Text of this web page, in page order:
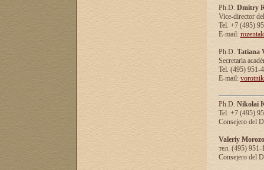
Ph.D. Dmitry
Vice-director
Tel. +7 (495)
E-mail:
Ph.D. Tatiana
Secretaria
Tel. (495) 951-
E-mail:
Ph.D. Nikolai
Tel. +7 (495)
Consejero del
Valeriy
тел. (495) 951-
Consejero del